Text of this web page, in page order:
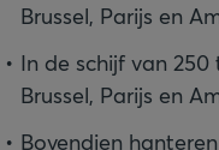
Brussel, Parijs en
In de schijf van
Brussel, Parijs en
Bovendien